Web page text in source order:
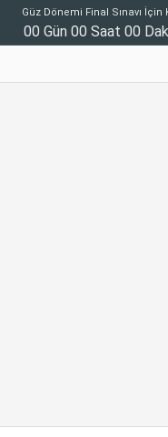
Güz Dönemi Final Sınavı İçin
00 Gün 00 Saat 00